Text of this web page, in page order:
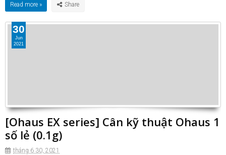
Read more »
[Ohaus EX series] Cân kỹ thuật Ohaus 1
số lẻ (0.1g)
tháng 6 30, 2021
30
Jun
2021